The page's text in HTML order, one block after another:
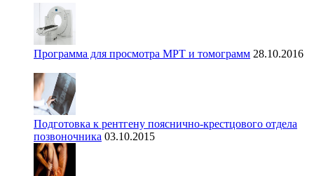
Программа для просмотра МРТ и томограмм 28.10.2016
Подготовка к рентгену пояснично-крестцового отдела
позвоночника 03.10.2015